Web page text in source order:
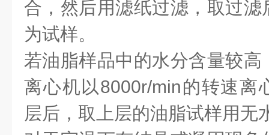
合，然后用滤纸过滤，取过
为试样。
若油脂样品中的水分含量较
离心机以8000r/min的转速离
层后，取上层的油脂试样用无